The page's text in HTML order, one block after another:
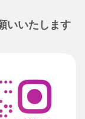
いいたします